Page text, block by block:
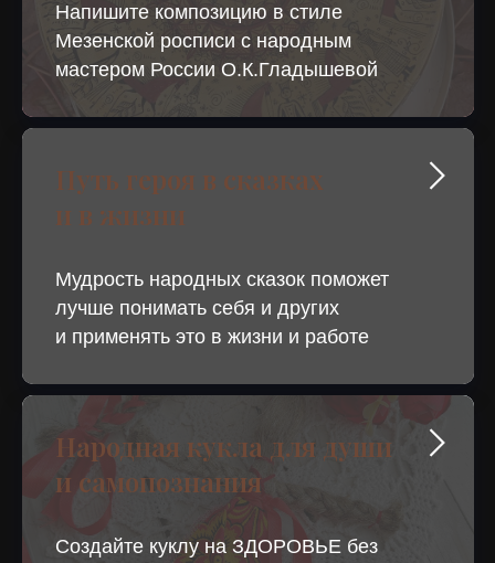
Напишите композицию в стиле
Мезенской росписи с народным
мастером России О.К.Гладышевой
Путь героя в сказках
и в жизни
Мудрость народных сказок поможет
лучше понимать себя и других
и применять это в жизни и работе
Народная кукла для души
и самопознания
Создайте куклу на ЗДОРОВЬЕ без